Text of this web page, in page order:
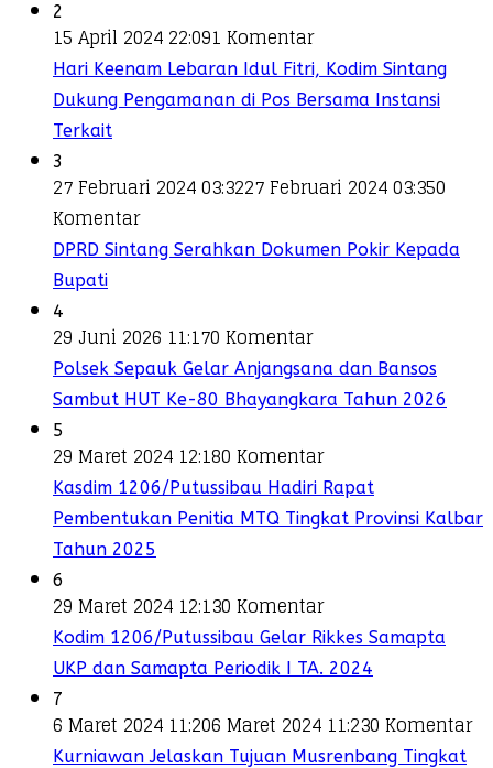
2
15 April 2024 22:091 Komentar
Hari Keenam Lebaran Idul Fitri, Kodim Sintang
Dukung Pengamanan di Pos Bersama Instansi
Terkait
3
27 Februari 2024 03:3227 Februari 2024 03:350
Komentar
DPRD Sintang Serahkan Dokumen Pokir Kepada
Bupati
4
29 Juni 2026 11:170 Komentar
Polsek Sepauk Gelar Anjangsana dan Bansos
Sambut HUT Ke-80 Bhayangkara Tahun 2026
5
29 Maret 2024 12:180 Komentar
Kasdim 1206/Putussibau Hadiri Rapat
Pembentukan Penitia MTQ Tingkat Provinsi Kalbar
Tahun 2025
6
29 Maret 2024 12:130 Komentar
Kodim 1206/Putussibau Gelar Rikkes Samapta
UKP dan Samapta Periodik I TA. 2024
7
6 Maret 2024 11:206 Maret 2024 11:230 Komentar
Kurniawan Jelaskan Tujuan Musrenbang Tingkat